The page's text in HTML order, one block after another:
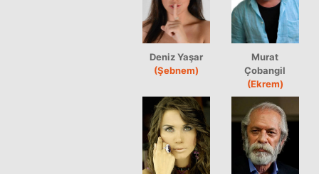
Deniz Yaşar
(Şebnem)
Murat
Çobangil
(Ekrem)